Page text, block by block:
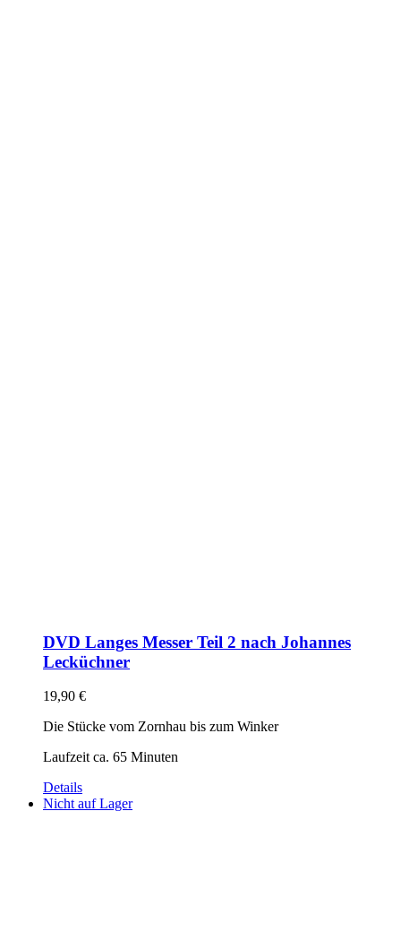
DVD Langes Messer Teil 2 nach Johannes
Lecküchner
19,90 €
Die Stücke vom Zornhau bis zum Winker
Laufzeit ca. 65 Minuten
Details
Nicht auf Lager